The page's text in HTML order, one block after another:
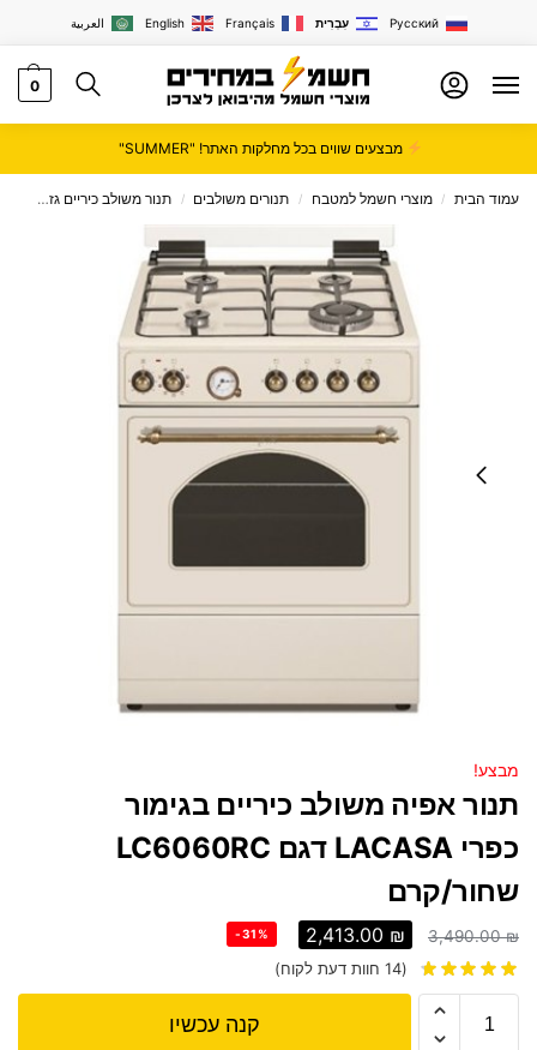
العربية English Français עִבְרִית Русский
0
מבצעים שווים בכל מחלקות האתר! "SUMMER"
עמוד הבית / מוצרי חשמל למטבח / תנורים משולבים / תנור משולב כיריים גז
מבצע!
תנור אפיה משולב כיריים בגימור
שחור/קרם
3,490.00₪
2,413.00 ₪
-31%
(
14 חוות דעת לקוח)
קנה עכשיו